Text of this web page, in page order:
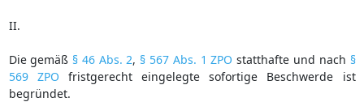
II.
Die gemäß § 46 Abs. 2, § 567 Abs. 1 ZPO statthafte und nach §
569 ZPO fristgerecht eingelegte sofortige Beschwerde ist
begründet.